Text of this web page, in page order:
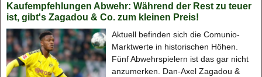
Kaufempfehlungen Abwehr: Während der Rest zu teuer
ist, gibt's Zagadou & Co. zum kleinen Preis!
Aktuell befinden sich die Comunio-
Marktwerte in historischen Höhen.
Fünf Abwehrspielern ist das gar nicht
anzumerken. Dan-Axel Zagadou &